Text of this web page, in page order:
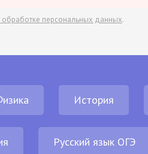
персональных данных.
История
Русский язык ОГЭ